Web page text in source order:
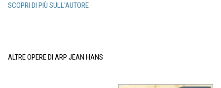
SCOPRI DI PIÙ SULL'AUTORE
ALTRE OPERE DI ARP JEAN HANS